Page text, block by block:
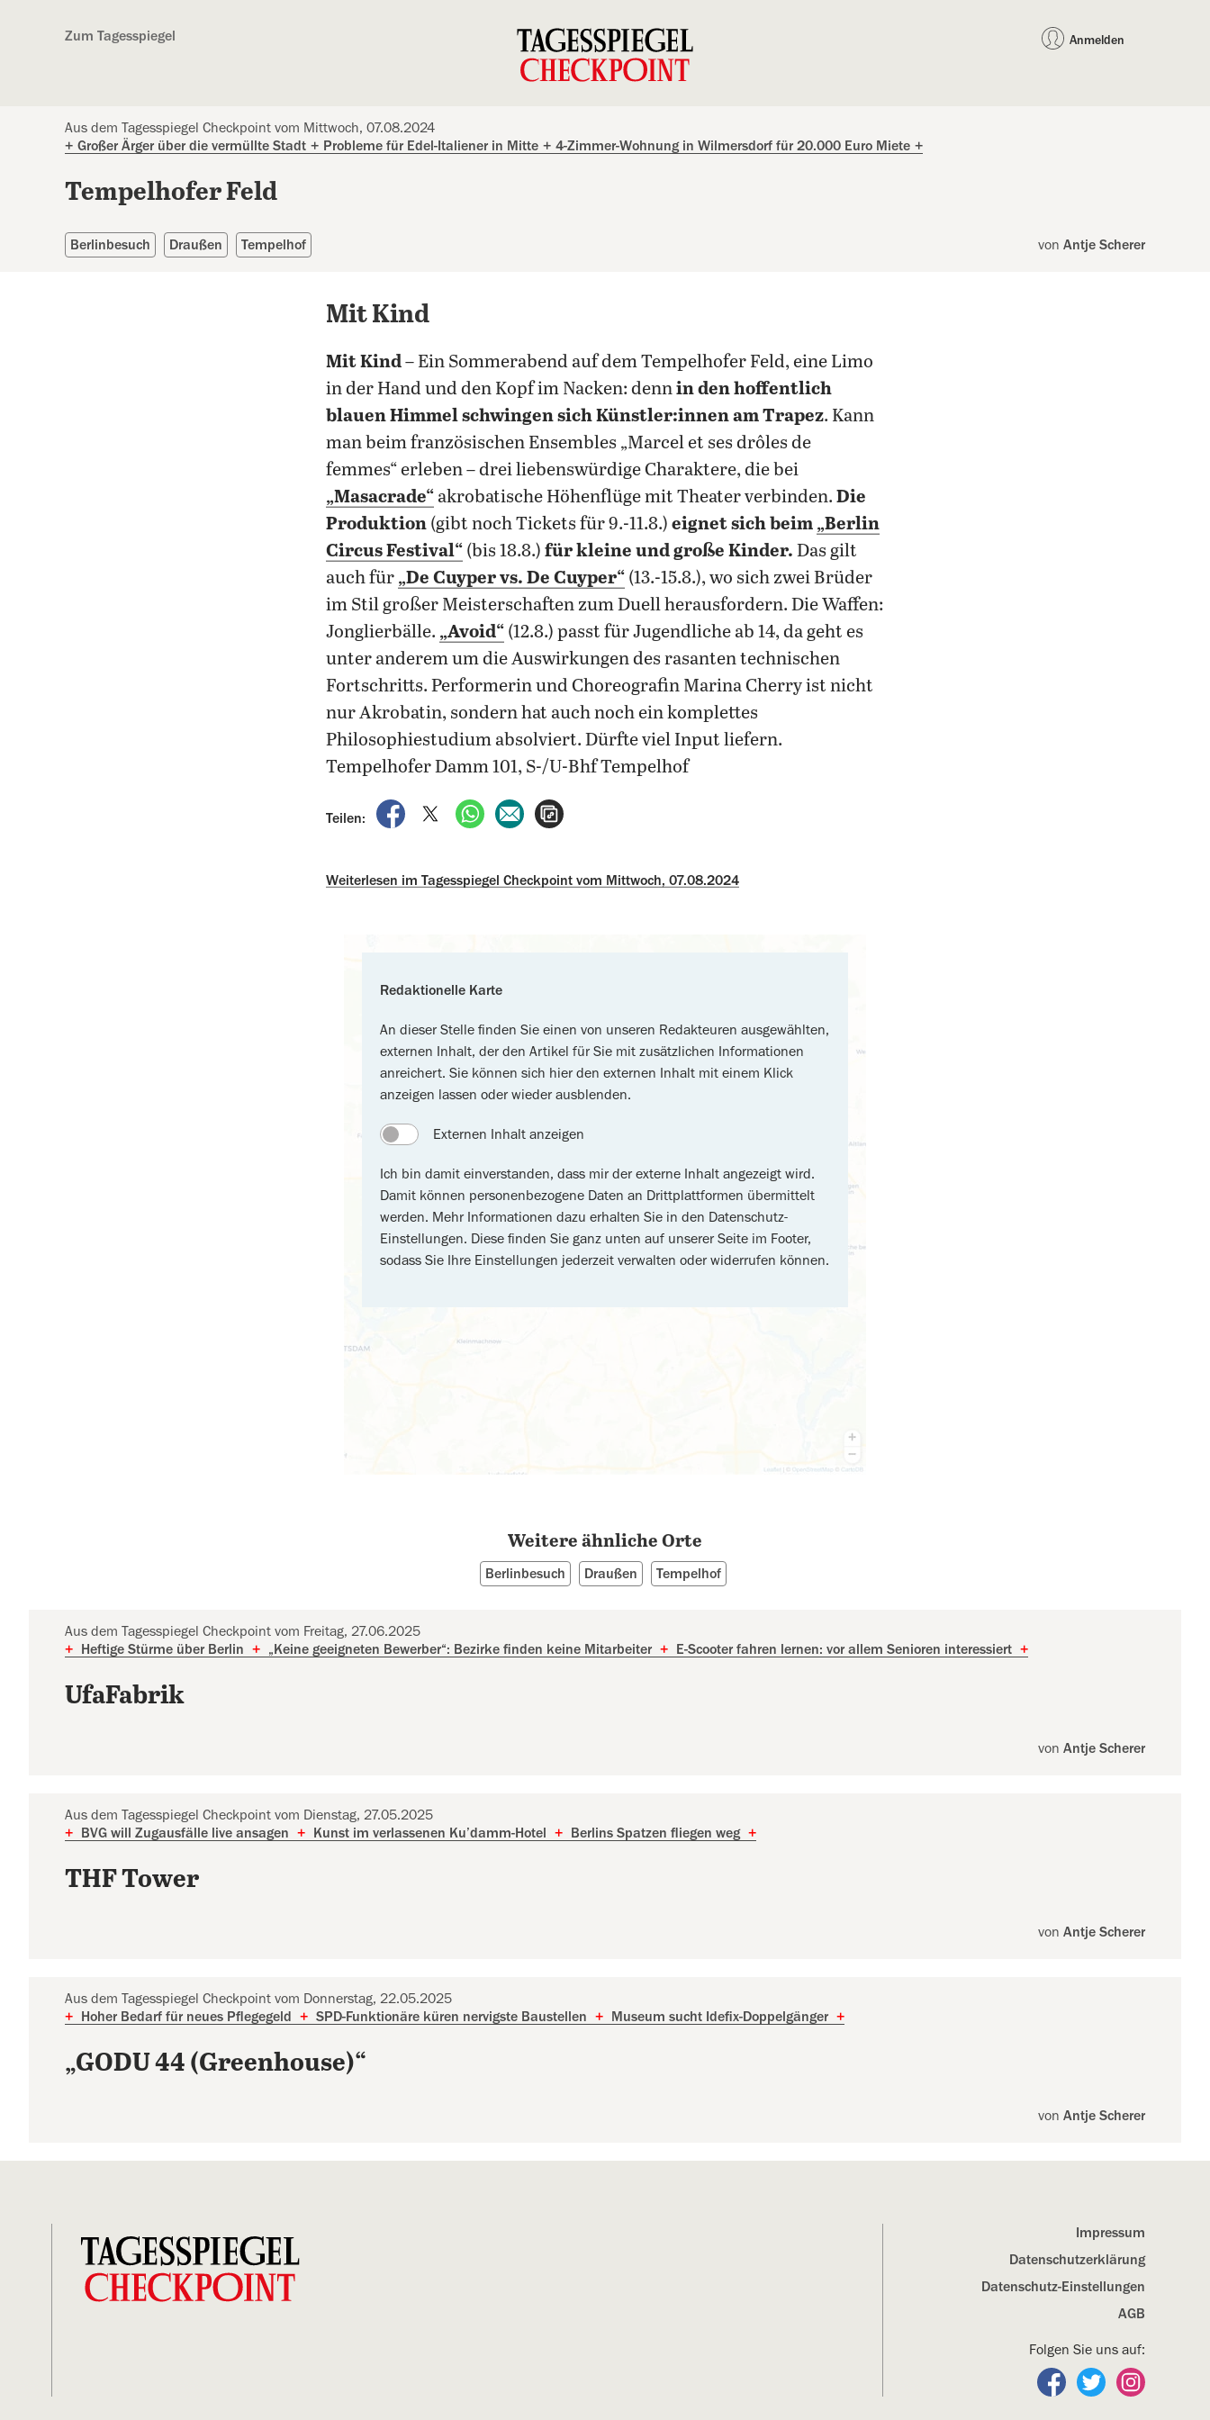
Zum Tagesspiegel Anmelden
Aus dem Tagesspiegel Checkpoint vom Mittwoch, 07.08.2024
+ Großer Ärger über die vermüllte Stadt + Probleme für Edel-Italiener in Mitte + 4-Zimmer-Wohnung in Wilmersdorf für 20.000 Euro Miete +
Tempelhofer Feld
Berlinbesuch Draußen Tempelhof von Antje Scherer
Mit Kind
Mit Kind– Ein Sommerabend auf dem Tempelhofer Feld, eine Limo
in der Hand und den Kopf im Nacken: dennin den hoffentlich
blauen Himmel schwingen sich Künstler:innen am Trapez. Kann
man beim französischen Ensembles „Marcel et ses drôles de
femmes“ erleben – drei liebenswürdige Charaktere, die bei
„Masacrade“ akrobatische Höhenflüge mit Theater verbinden. Die
Produktion (gibt noch Tickets für 9.-11.8.) eignet sich beim „Berlin
Circus Festival“ (bis 18.8.) für kleine und große Kinder. Das gilt
auch für „De Cuyper vs. De Cuyper“ (13.-15.8.), wo sich zwei Brüder
im Stil großer Meisterschaften zum Duell herausfordern. Die Waffen:
Jonglierbälle. „Avoid“ (12.8.) passt für Jugendliche ab 14, da geht es
unter anderem um die Auswirkungen des rasanten technischen
Fortschritts. Performerin und Choreografin Marina Cherry ist nicht
nur Akrobatin, sondern hat auch noch ein komplettes
Philosophiestudium absolviert. Dürfte viel Input liefern.
Tempelhofer Damm 101, S-/U-Bhf Tempelhof
Teilen:
auf Facebook teilen
auf X teilenper WhatsApp teilen
per E-Mail teilen
Weiterlesen im Tagesspiegel Checkpoint vom Mittwoch, 07.08.2024
Redaktionelle Karte
An dieser Stelle finden Sie einen von unseren Redakteuren ausgewählten,
externen Inhalt, der den Artikel für Sie mit zusätzlichen Informationen
anreichert. Sie können sich hier den externen Inhalt mit einem Klick
anzeigen lassen oder wieder ausblenden.
Externen Inhalt anzeigen
Ich bin damit einverstanden, dass mir der externe Inhalt angezeigt wird.
Damit können personenbezogene Daten an Drittplattformen übermittelt
werden. Mehr Informationen dazu erhalten Sie in den Datenschutz-
Einstellungen. Diese finden Sie ganz unten auf unserer Seite im Footer,
sodass Sie Ihre Einstellungen jederzeit verwalten oder widerrufen können.
Weitere ähnliche Orte
Berlinbesuch Draußen Tempelhof
Aus dem Tagesspiegel Checkpoint vom Freitag, 27.06.2025
+
Heftige Stürme über Berlin + „Keine geeigneten Bewerber“: Bezirke finden keine Mitarbeiter + E-Scooter fahren lernen: vor allem Senioren interessiert +
UfaFabrik
von Antje Scherer
Aus dem Tagesspiegel Checkpoint vom Dienstag, 27.05.2025
+
BVG will Zugausfälle live ansagen + Kunst im verlassenen Ku’damm-Hotel + Berlins Spatzen fliegen weg +
THF Tower
von Antje Scherer
Aus dem Tagesspiegel Checkpoint vom Donnerstag, 22.05.2025
+
Hoher Bedarf für neues Pflegegeld + SPD-Funktionäre küren nervigste Baustellen + Museum sucht Idefix-Doppelgänger +
„GODU 44 (Greenhouse)“
von Antje Scherer
Impressum
Datenschutz­erklärung
Datenschutz-Einstellungen
AGB
Folgen Sie uns auf:
Folgen Sie uns auf
Folgen Sie uns